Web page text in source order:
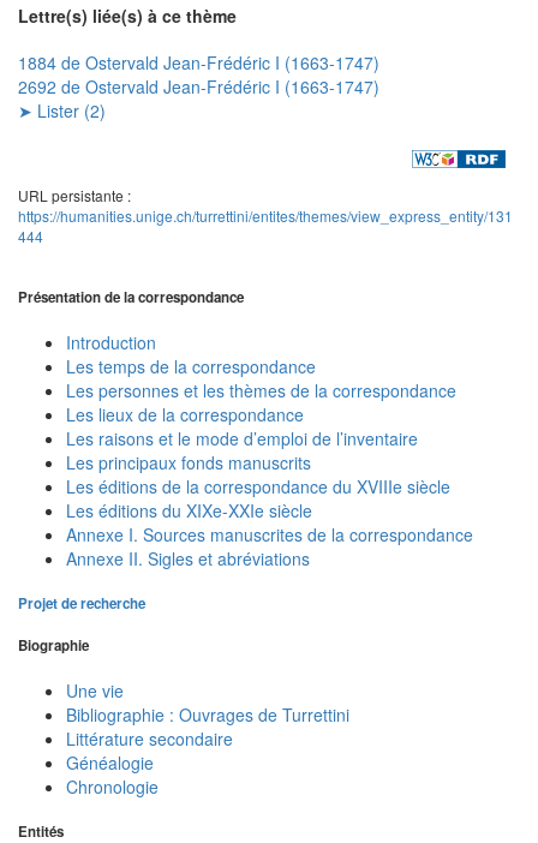
Lettre(s) liée(s) à ce thème
1884 de Ostervald Jean-Frédéric I (1663-1747)
2692 de Ostervald Jean-Frédéric I (1663-1747)
➤ Lister (2)
URL persistante :
https://humanities.unige.ch/turrettini/entites/themes/view_express_entity/131
444
Présentation de la correspondance
Introduction
Les temps de la correspondance
Les personnes et les thèmes de la correspondance
Les lieux de la correspondance
Les raisons et le mode d’emploi de l’inventaire
Les principaux fonds manuscrits
Les éditions de la correspondance du XVIIIe siècle
Les éditions du XIXe-XXIe siècle
Annexe I. Sources manuscrites de la correspondance
Annexe II. Sigles et abréviations
Projet de recherche
Biographie
Une vie
Bibliographie : Ouvrages de Turrettini
Littérature secondaire
Généalogie
Chronologie
Entités